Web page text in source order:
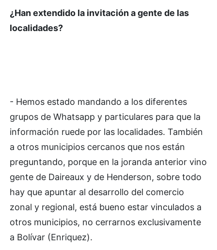
¿Han extendido la invitación a gente de las
localidades?
- Hemos estado mandando a los diferentes
grupos de Whatsapp y particulares para que la
información ruede por las localidades. También
a otros municipios cercanos que nos están
preguntando, porque en la joranda anterior vino
gente de Daireaux y de Henderson, sobre todo
hay que apuntar al desarrollo del comercio
zonal y regional, está bueno estar vinculados a
otros municipios, no cerrarnos exclusivamente
a Bolívar (Enriquez).